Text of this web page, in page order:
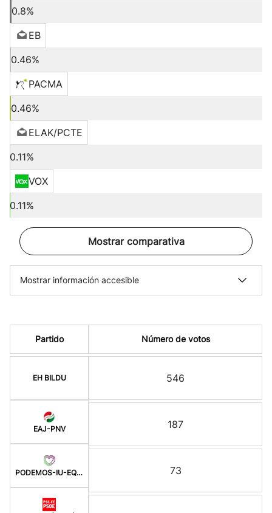
0.8%
EB
0.46%
PACMA
0.46%
ELAK/PCTE
0.11%
VOX
0.11%
Mostrar comparativa
Mostrar información accesible
Partido
EH BILDU
EAJ-PNV
PODEMOS-IU-EQUO BERD
Número de votos
546
187
73